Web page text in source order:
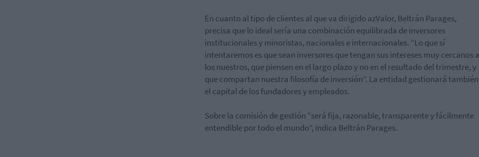
En cuanto al tipo de clientes al que va dirigido azValor, Beltrán Parages,
precisa que lo ideal sería una combinación equilibrada de inversores
institucionales y minoristas, nacionales e internacionales. “Lo que sí
intentaremos es que sean inversores que tengan sus intereses muy cercanos a
los nuestros, que piensen en el largo plazo y no en el resultado del trimestre, y
que compartan nuestra filosofía de inversión”. La entidad gestionará también
el capital de los fundadores y empleados.
Sobre la comisión de gestión “será fija, razonable, transparente y fácilmente
entendible por todo el mundo”, indica Beltrán Parages.